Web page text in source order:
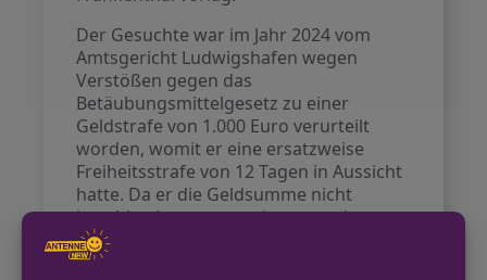
Der Gesuchte war im Jahr 2024 vom
Amtsgericht Ludwigshafen wegen
Verstößen gegen das
Betäubungsmittelgesetz zu einer
Geldstrafe von 1.000 Euro verurteilt
worden, womit er eine ersatzweise
Freiheitsstrafe von 12 Tagen in Aussicht
hatte. Da er die Geldsumme nicht
bezahlen konnte, wurde er von der
Bundespolizei verhaftet und zur
weiteren Sachverhaltsaufklärung ins